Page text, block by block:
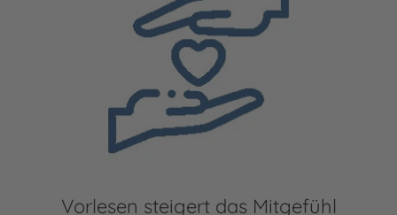
Vorlesen steigert das Mitgefühl